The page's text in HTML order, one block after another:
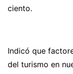
ciento.
Indicó que
del turismo en